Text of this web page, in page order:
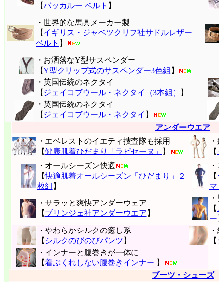
【バッカルー ベルト 】
・世界的な馬具メーカー製
【 イギリス・ジャベツクリフ社サドルレザー
ベルト 】
・お洒落なY型サスペンダー
【Y型クリップ式のサスペンダー3色組 】
・英国伝統のネクタイ
【 ジェイコブウール・ネクタイ（3本組）
】
・英国伝統のネクタイ
【 ジェイコブウール・ネクタイ 】
アンダーウエア
・エベレストのイエティ捜査隊も採用
【健康肌着ひだまり「ラビセーヌ」 】
【
・オールシーズン快適
【快適肌着オールシーズン「ひだまり」２
枚組 】
【
マ
・サラッと爽快アンダーウェア
【 ブリンジェ社アンダーウエア 】
【
ー
・やわらかシルクの癒し系
【 シルクのびのびパンツ 】
【
・インナーと腹巻きが一体に
【着ぶくれしない腹巻きインナー 】
ブーツ・シューズ